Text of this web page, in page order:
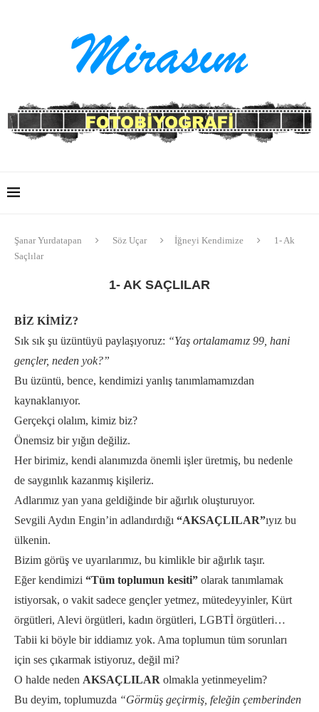
Şanar Yurdatapan Söz Uçar İğneyi Kendimize
1- Ak
Saçlılar
1- AK SAÇLILAR
BİZ KİMİZ?
Sık sık şu üzüntüyü paylaşıyoruz: “Yaş ortalamamız 99, hani
gençler, neden yok?”
Bu üzüntü, bence, kendimizi yanlış tanımlamamızdan
kaynaklanıyor.
Gerçekçi olalım, kimiz biz?
Önemsiz bir yığın değiliz.
Her birimiz, kendi alanımızda önemli işler üretmiş, bu nedenle
de saygınlık kazanmış kişileriz.
Adlarımız yan yana geldiğinde bir ağırlık oluşturuyor.
Sevgili Aydın Engin’in adlandırdığı “AKSAÇLILAR”ıyız bu
ülkenin.
Bizim görüş ve uyarılarımız, bu kimlikle bir ağırlık taşır.
Eğer kendimizi “Tüm toplumun kesiti” olarak tanımlamak
istiyorsak, o vakit sadece gençler yetmez, mütedeyyinler, Kürt
örgütleri, Alevi örgütleri, kadın örgütleri, LGBTİ örgütleri…
Tabii ki böyle bir iddiamız yok. Ama toplumun tüm sorunları
için ses çıkarmak istiyoruz, değil mi?
O halde neden AKSAÇLILAR olmakla yetinmeyelim?
Bu deyim, toplumuzda “Görmüş geçirmiş, feleğin çemberinden